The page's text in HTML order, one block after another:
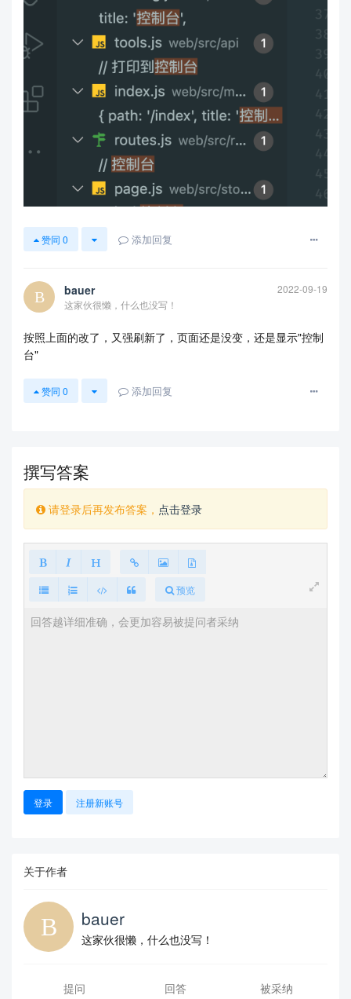
赞同 0 添加回复
bauer
2022-09-19
这家伙很懒，什么也没写！
按照上面的改了，又强刷新了，页面还是没变，还是显示"控制
台"
赞同 0 添加回复
撰写答案
请登录后再发布答案， 点击登录
预览
登录 注册新账号
关于作者
bauer
这家伙很懒，什么也没写！
提问 回答 被采纳